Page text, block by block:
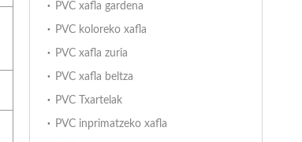
PVC xafla gardena
PVC koloreko xafla
PVC xafla zuria
PVC xafla beltza
PVC Txartelak
PVC inprimatzeko xafla